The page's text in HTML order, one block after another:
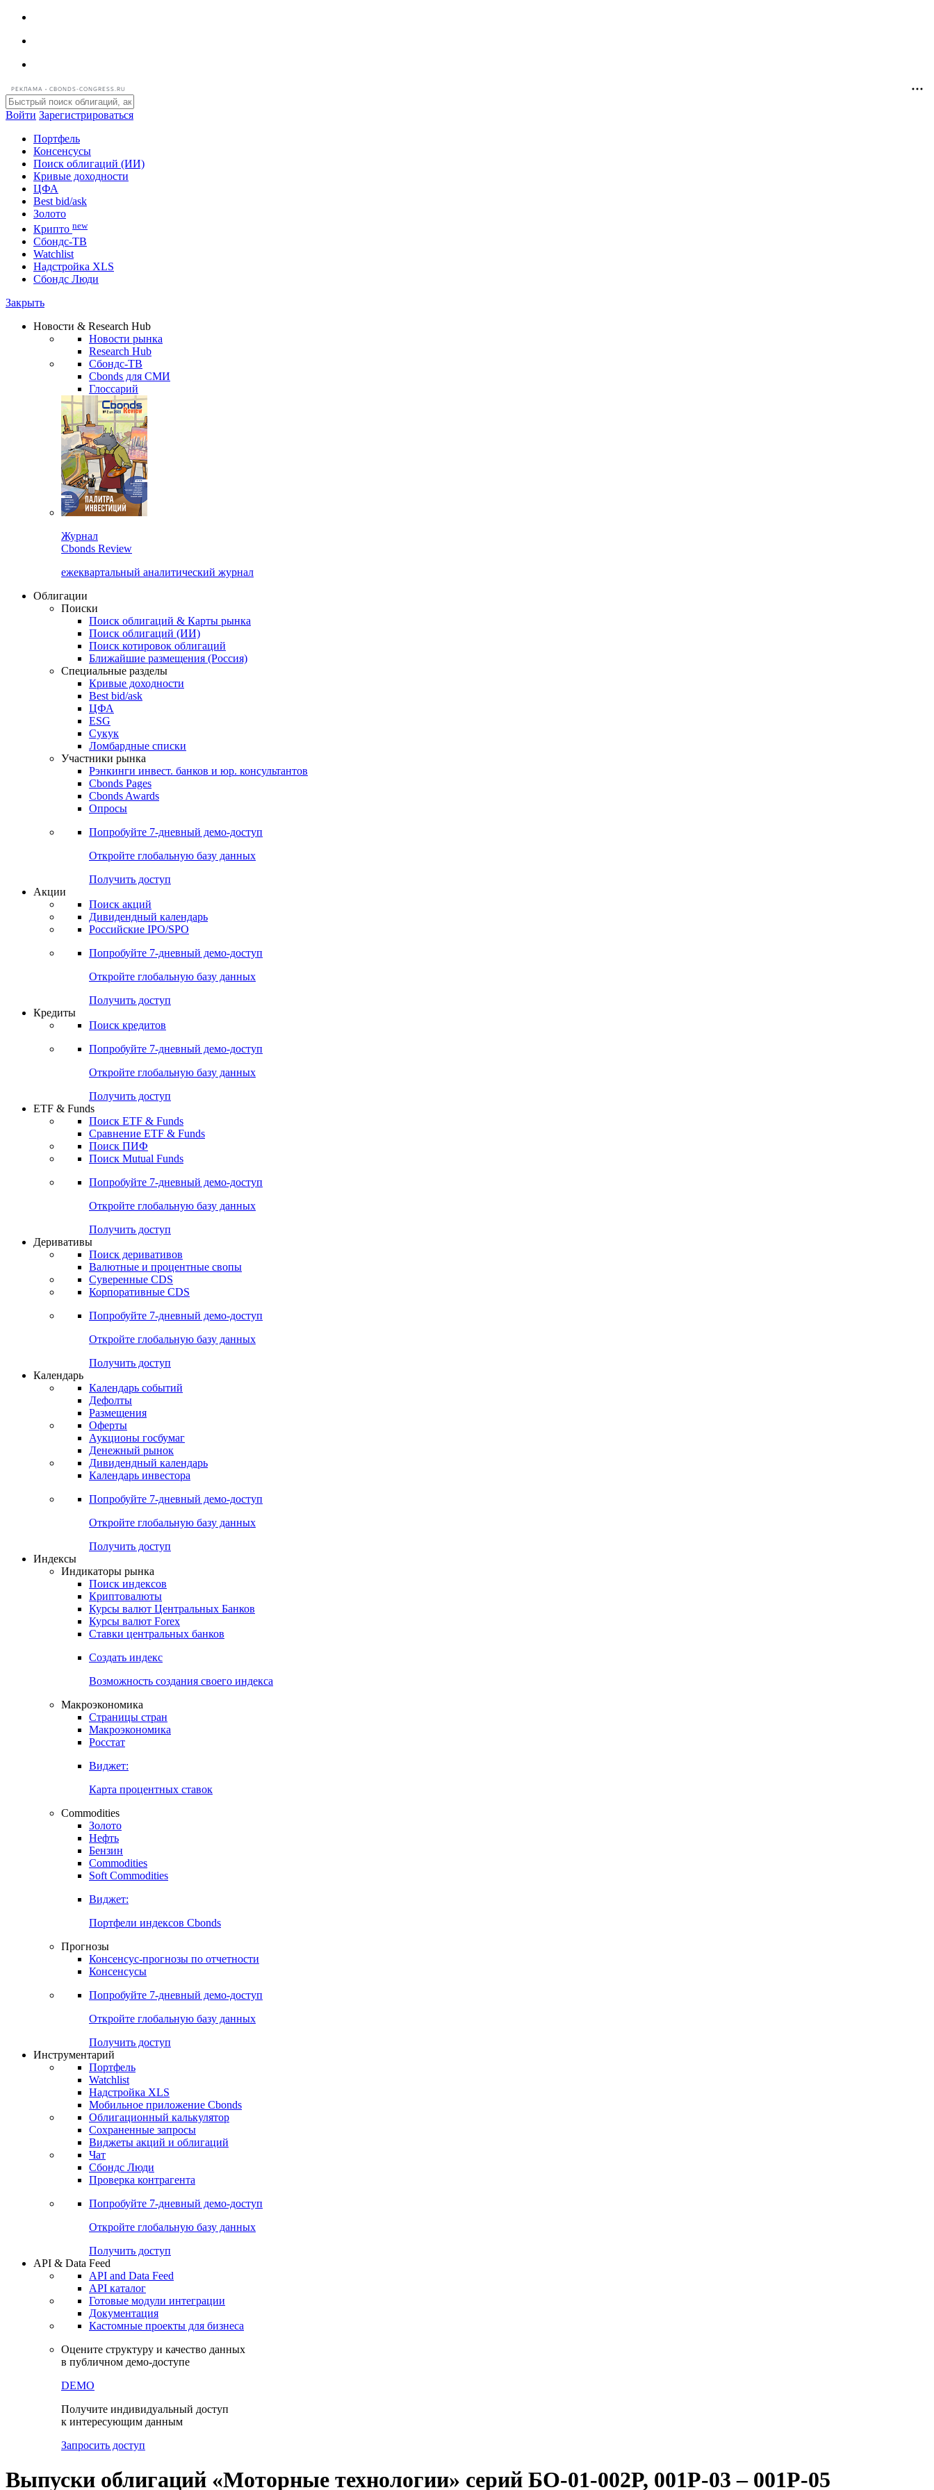
РЕКЛАМА • CBONDS-CONGRESS.RU
Войти Зарегистрироваться
Портфель
Консенсусы
Поиск облигаций (ИИ)
Кривые доходности
ЦФА
Best bid/ask
Золото
Криптоnew
Сбондс-ТВ
Надстройка XLS
Сбондс Люди
Новости & Research Hub
Новости рынка
Research Hub
Сбондс-ТВ
Cbonds для СМИ
Глоссарий
Журнал
Cbonds Review
ежеквартальный аналитический журнал
Облигации
Поиски
Поиск облигаций & Карты рынка
Поиск облигаций (ИИ)
Поиск котировок облигаций
Ближайшие размещения (Россия)
Специальные разделы
Кривые доходности
Best bid/ask
ЦФА
ESG
Сукук
Ломбардные списки
Участники рынка
Рэнкинги инвест. банков и юр. консультантов
Cbonds Pages
Cbonds Awards
Опросы
Попробуйте7-дневный
Откройте глобальную базу данных
Получить доступ
Акции
Поиск акций
Дивидендный календарь
Российские IPO/SPO
Попробуйте7-дневный
Откройте глобальную базу данных
Получить доступ
Кредиты
Поиск кредитов
Попробуйте7-дневный
Откройте глобальную базу данных
Получить доступ
ETF & Funds
Поиск ETF & Funds
Сравнение ETF & Funds
Поиск ПИФ
Поиск Mutual Funds
Попробуйте7-дневный
Откройте глобальную базу данных
Получить доступ
Деривативы
Поиск деривативов
Валютные и процентные свопы
Суверенные CDS
Корпоративные CDS
Попробуйте7-дневный
Откройте глобальную базу данных
Получить доступ
Календарь
Календарь событий
Дефолты
Размещения
Оферты
Аукционы госбумаг
Денежный рынок
Дивидендный календарь
Календарь инвестора
Попробуйте7-дневный
Получить доступ
Индикаторы рынка
Поиск индексов
Криптовалюты
Курсы валют Центральных Банков
Курсы валют Forex
Ставки центральных банков
Создать индекс
Возможность создания своего индекса
Макроэкономика
Страницы стран
Макроэкономика
Росстат
Виджет:
Карта процентных ставок
Commodities
Золото
Нефть
Бензин
Commodities
Soft Commodities
Виджет:
Портфели индексов Cbonds
Прогнозы
Консенсус-прогнозы по отчетности
Консенсусы
Попробуйте7-дневный
Откройте глобальную базу данных
Получить доступ
Инструментарий
Портфель
Watchlist
Надстройка XLS
Мобильное приложение Cbonds
Облигационный калькулятор
Сохраненные запросы
Виджеты акций и облигаций
Чат
Сбондс Люди
Проверка контрагента
Попробуйте7-дневный
Откройте глобальную базу данных
Получить доступ
API & Data Feed
API and Data Feed
API каталог
Документация
Кастомные проекты для бизнеса
Оцените структуру и качество данных
в публичном демо-доступе
DEMO
Получите индивидуальный доступ